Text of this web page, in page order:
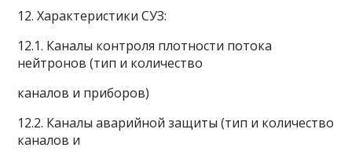
12. Характеристики СУЗ:
12.1. Каналы контроля плотности потока
нейтронов (тип и количество
каналов и приборов)
12.2. Каналы аварийной защиты (тип и количество
каналов и